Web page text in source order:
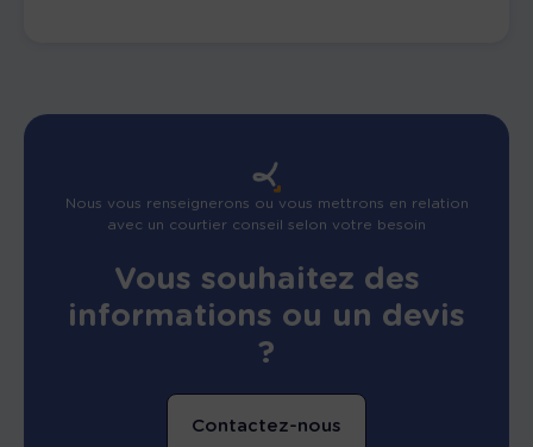
Nous vous renseignerons ou vous mettrons en relation
avec un courtier conseil selon votre besoin
Vous souhaitez des
informations ou un devis
?
Contactez-nous